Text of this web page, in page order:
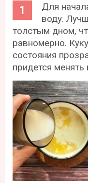
Для
воду.
толстым дном,
равномерно.
состояния
придется менять